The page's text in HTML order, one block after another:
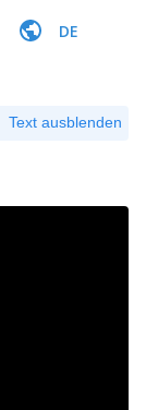
DE
Text ausblenden